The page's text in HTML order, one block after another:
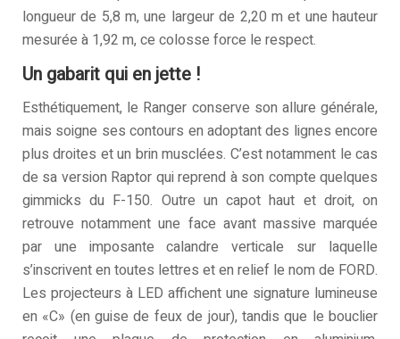
longueur de 5,8 m, une largeur de 2,20 m et une hauteur
mesurée à 1,92 m, ce colosse force le respect.
Un gabarit qui en jette !
Esthétiquement, le Ranger conserve son allure générale,
mais soigne ses contours en adoptant des lignes encore
plus droites et un brin musclées. C’est notamment le cas
de sa version Raptor qui reprend à son compte quelques
gimmicks du F-150. Outre un capot haut et droit, on
retrouve notamment une face avant massive marquée
par une imposante calandre verticale sur laquelle
s’inscrivent en toutes lettres et en relief le nom de FORD.
Les projecteurs à LED affichent une signature lumineuse
en «C» (en guise de feux de jour), tandis que le bouclier